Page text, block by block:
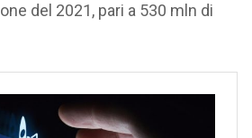
del 2021, pari a 530 mln di